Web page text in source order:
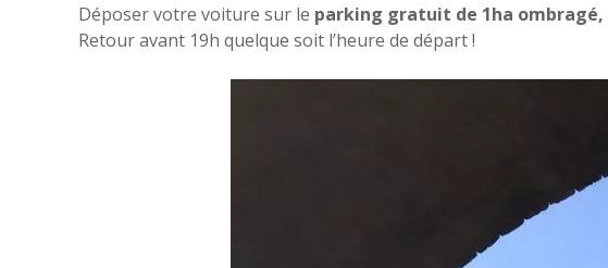
Déposer votre voiture sur le parking gratuit de 1ha ombragé,
Retour avant 19h quelque soit l’heure de départ !